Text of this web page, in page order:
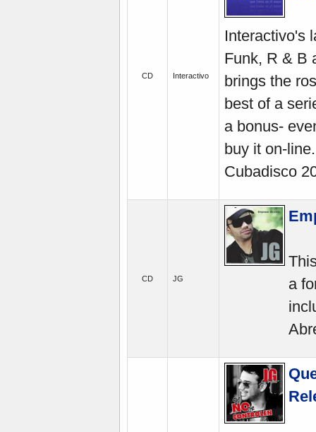
CD Interactivo
Interactivo's
Funk, R & B
brings the
best of a
a bonus-
buy it on-
Cubadisco
CD JG
a